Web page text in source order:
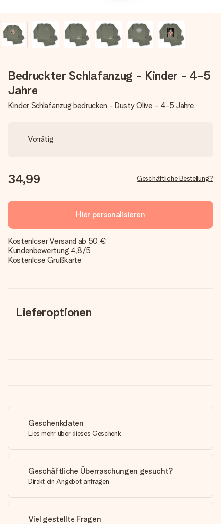
Bedruckter Schlafanzug - Kinder - 4-5
Jahre
Kinder Schlafanzug bedrucken - Dusty Olive - 4-5 Jahre
Vorrätig
34,99 Geschäftliche Bestellung?
Hier personalisieren
Kostenloser Versand ab 50 €
Kundenbewertung 4,8/5
Kostenlose Grußkarte
Lieferoptionen
Geschenkdaten
Lies mehr über dieses Geschenk
Geschäftliche Überraschungen gesucht?
Direkt ein Angebot anfragen
Viel gestellte Fragen